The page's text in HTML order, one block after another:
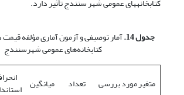
کتابخانه‏های عمومی شهر سنندج تأثیر دارد.
جدول 14. آمار توصیفی و آزمون آماری مؤلفه
کتابخانه‌های عمومی شهرسنندج
متغیر مورد بررسی تعداد میانگین